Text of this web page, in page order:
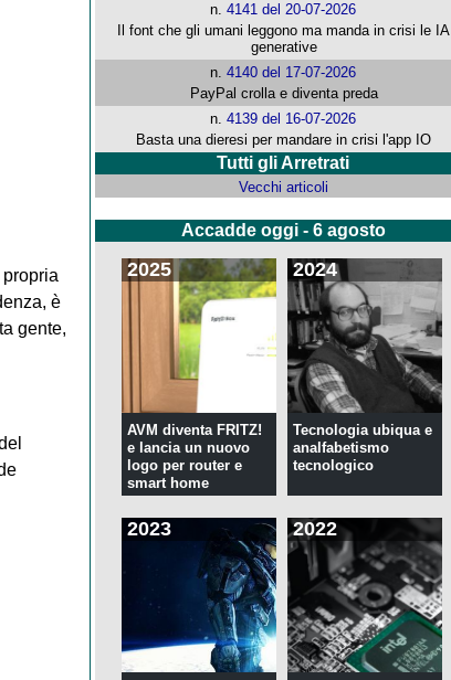
è
gente,
n.4141 del 20-07-2026
Il font che gli umani leggono ma manda in crisi le IA
generative
n.4140 del 17-07-2026
PayPal crolla e diventa preda
n.4139 del 16-07-2026
Basta una dieresi per mandare in crisi l'app IO
Tutti gli Arretrati
Vecchi articoli
Accadde oggi - 6 agosto
2025
AVM diventa FRITZ!
e lancia un nuovo
logo per router e
smart home
2024
Tecnologia ubiqua e
analfabetismo
tecnologico
2023 2022